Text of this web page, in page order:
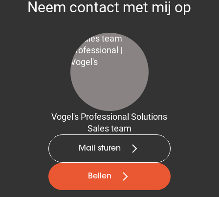
Neem contact met mij op
Vogel's Professional Solutions
Sales team
Mail sturen
Bellen